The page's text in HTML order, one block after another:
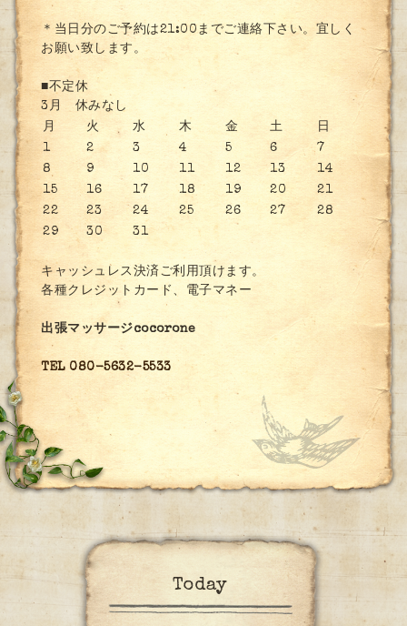
＊当日分のご予約は21:00までご連絡下さい。宜しく
お願い致します。
■不定休
3月 休みなし
月
火 水 木 金 土
日
1
2 3 4 5 6
7
8
9 10 11 12 13
14
15
16 17 18 19 20
21
22
23 24 25 26 27
28
29
30 31
キャッシュレス決済ご利用頂けます。
各種クレジットカード、電子マネー
出張マッサージcocorone
TEL 080-5632-5533
Today